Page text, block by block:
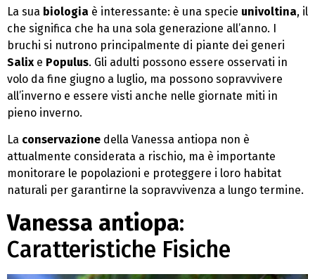
La sua biologia è interessante: è una specie univoltina, il
che significa che ha una sola generazione all’anno. I
bruchi si nutrono principalmente di piante dei generi
Salixe Populus. Gli adulti possono essere osservati in
volo da fine giugno a luglio, ma possono sopravvivere
all’inverno e essere visti anche nelle giornate miti in
pieno inverno.
La conservazione della Vanessa antiopa non è
attualmente considerata a rischio, ma è importante
monitorare le popolazioni e proteggere i loro habitat
naturali per garantirne la sopravvivenza a lungo termine.
Vanessa antiopa:
Caratteristiche Fisiche